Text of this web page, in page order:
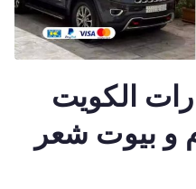
الكويت
خيام و بيوت شعر